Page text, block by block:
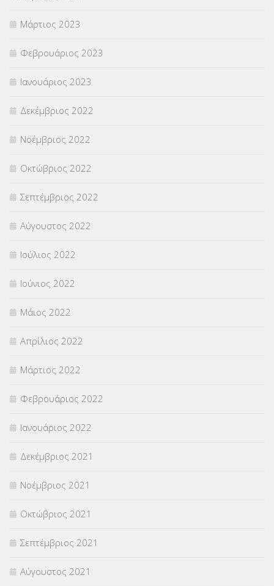
Μάρτιος 2023
Φεβρουάριος 2023
Ιανουάριος 2023
Δεκέμβριος 2022
Νοέμβριος 2022
Οκτώβριος 2022
Σεπτέμβριος 2022
Αύγουστος 2022
Ιούλιος 2022
Ιούνιος 2022
Μάιος 2022
Απρίλιος 2022
Μάρτιος 2022
Φεβρουάριος 2022
Ιανουάριος 2022
Δεκέμβριος 2021
Νοέμβριος 2021
Οκτώβριος 2021
Σεπτέμβριος 2021
Αύγουστος 2021